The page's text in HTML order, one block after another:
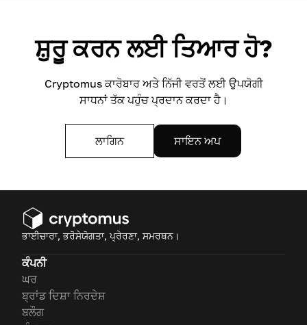
ਸ਼ੁਰੂ ਕਰਨ ਲਈ ਤਿਆਰ ਹੋ?
Cryptomus ਕਾਰੋਬਾਰ ਅਤੇ ਨਿੱਜੀ ਵਰਤੋਂ ਲਈ ਉਪਯੋਗੀ
ਸਾਧਨਾਂ ਤੱਕ ਪਹੁੰਚ ਪ੍ਰਦਾਨ ਕਰਦਾ ਹੈ।
ਲਾਗਿਨ ਸਾਇਨ ਅਪ
ਭਾਈਚਾਰਾ, ਭਰੋਸੇਯੋਗਤਾ, ਪ੍ਰੇਰਣਾ, ਸਮਰਥਨ।
ਕੰਪਨੀ
ਘਰ
ਬ੍ਰਾਂਡ ਦਿਸ਼ਾ ਨਿਰਦੇਸ਼
ਬਲੌਗ